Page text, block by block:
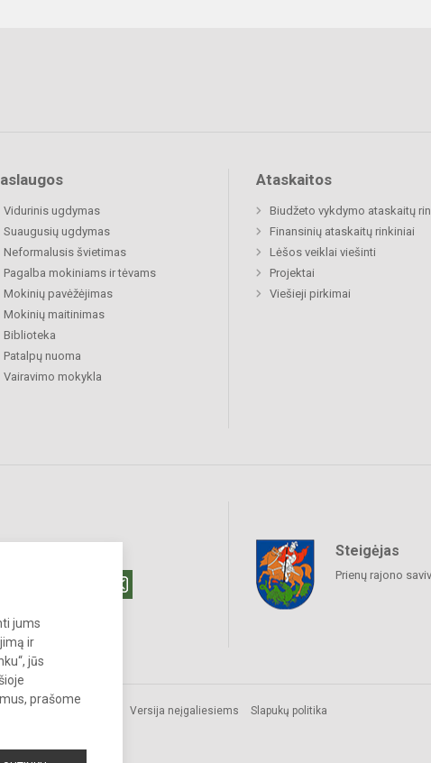
jums
ir
jūs
prašome
Vidurinis ugdymas
Suaugusių ugdymas
Neformalusis švietimas
Pagalba mokiniams ir tėvams
Mokinių pavėžėjimas
Mokinių maitinimas
Biblioteka
Patalpų nuoma
Vairavimo mokykla
Ataskaitos
Biudžeto vykdymo ataskaitų
Finansinių ataskaitų rinkiniai
Lėšos veiklai viešinti
Projektai
Viešieji pirkimai
Steigėjas
Prienų rajono
Versija neįgaliesiems Slapukų politika